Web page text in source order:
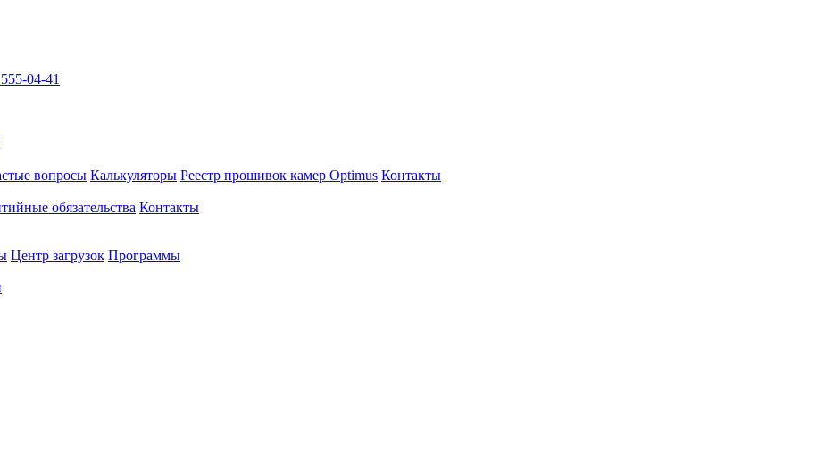
04-41
вопросы Калькуляторы Реестр прошивок камер Optimus Контакты
обязательства Контакты
Центр загрузок Программы